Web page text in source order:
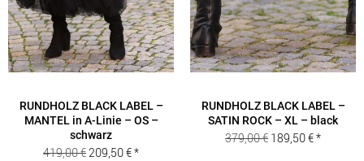
RUNDHOLZ BLACK LABEL –
MANTEL in A-Linie – OS –
schwarz
419,00€Ursprünglicher
209,50€Aktueller
RUNDHOLZ BLACK LABEL –
SATIN ROCK – XL – black
379,00€ Ursprünglicher
189,50€Aktueller